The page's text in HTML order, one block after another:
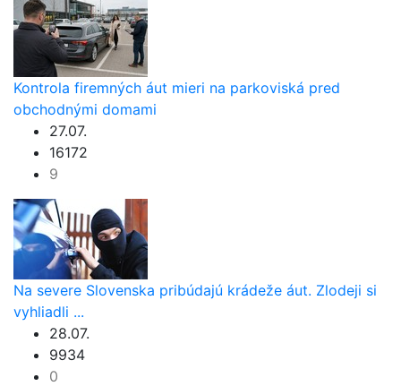
Kontrola firemných áut mieri na parkoviská pred
obchodnými domami
27.07.
16172
9
Na severe Slovenska pribúdajú krádeže áut. Zlodeji si
vyhliadli ...
28.07.
9934
0